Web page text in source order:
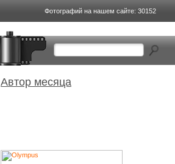
Фотографий на нашем сайте: 30152
Автор месяца